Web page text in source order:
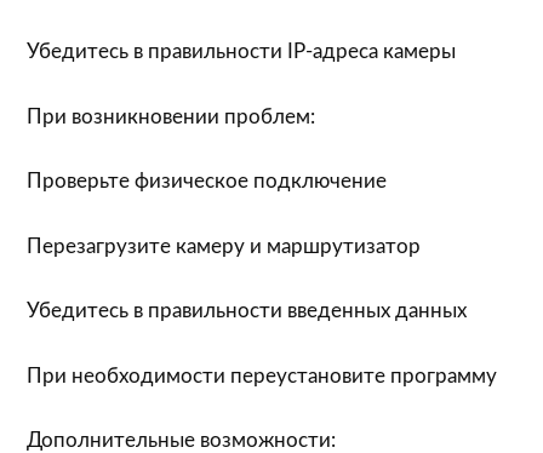
Убедитесь в правильности IP-адреса камеры
При возникновении проблем:
Проверьте физическое подключение
Перезагрузите камеру и маршрутизатор
Убедитесь в правильности введенных данных
При необходимости переустановите программу
Дополнительные возможности: